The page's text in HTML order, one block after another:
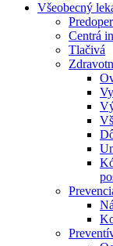
Všeobecný
Centrá
Tlačivá